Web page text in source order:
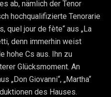
ab, nämlich der Tenor
hochqualifizierte Tenorarie
quel jour de fète“ aus „La
denn immerhin weist
hohe Cs aus. Ihn zu
Glücksmoment. An
„Don Giovanni“, „Martha“
des Hauses.